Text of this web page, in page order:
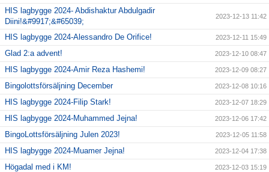
HIS lagbygge 2024- Abdishaktur Abdulgadir
Diini!&#9917;&#65039;
2023-12-13 11:42
HIS lagbygge 2024-Alessandro De Orifice! 2023-12-11 15:49
Glad 2:a advent! 2023-12-10 08:47
HIS lagbygge 2024-Amir Reza Hashemi! 2023-12-09 08:27
Bingolottsförsäljning December 2023-12-08 10:16
HIS lagbygge 2024-Filip Stark! 2023-12-07 18:29
HIS lagbygge 2024-Muhammed Jejna! 2023-12-06 17:42
BingoLottsförsäljning Julen 2023! 2023-12-05 11:58
HIS lagbygge 2024-Muamer Jejna! 2023-12-04 17:38
Högadal med i KM! 2023-12-03 15:19